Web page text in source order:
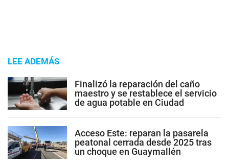
LEE ADEMÁS
Finalizó la reparación del caño
maestro y se restablece el servicio
de agua potable en Ciudad
Acceso Este: reparan la pasarela
peatonal cerrada desde 2025 tras
un choque en Guaymallén